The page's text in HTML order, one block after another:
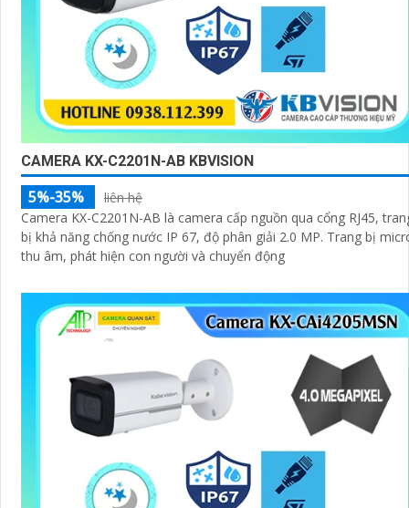
CAMERA KX-C2201N-AB KBVISION
5%-35%
liên hệ
Camera KX-C2201N-AB là camera cấp nguồn qua cổng RJ45,
bị khả năng chống nước IP 67, độ phân giải 2.0 MP. Trang bị micro
thu âm, phát hiện con người và chuyển động